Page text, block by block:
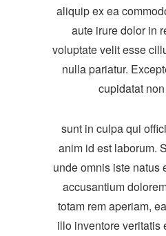
aliquip ex ea
aute irure dolor in
voluptate velit esse
nulla pariatur.
cupidatat
sunt in culpa qui
anim id est laborum.
unde omnis iste natus
accusantium
totam rem aperiam,
illo inventore veritatis